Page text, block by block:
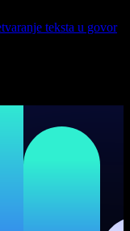
teksta u govor